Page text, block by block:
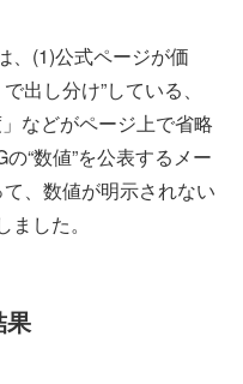
、(1)公式ページが価
出し分け”している、
などがページ上で省略
“数値”を公表するメー
、数値が明示されない
した。
果